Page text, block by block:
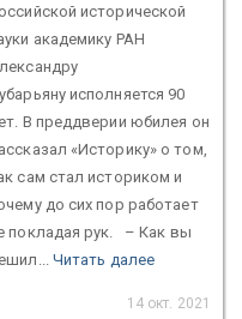
исторической
академику РАН
исполняется 90
В преддверии юбилея он
«Историку» о том,
сам стал историком и
до сих пор работает
покладая рук. – Как вы
Читать далее
14 окт. 2021